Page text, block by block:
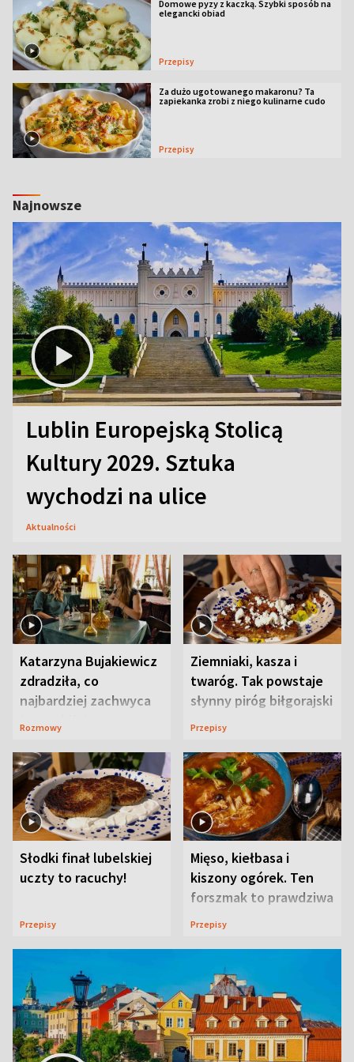
Domowe pyzy z kaczką. Szybki sposób na
elegancki obiad
Przepisy
Za dużo ugotowanego makaronu? Ta
zapiekanka zrobi z niego kulinarne cudo
Przepisy
Najnowsze
Lublin Europejską Stolicą
Kultury 2029. Sztuka
wychodzi na ulice
Aktualności
Katarzyna Bujakiewicz
zdradziła, co
najbardziej zachwyca
ją w Lublinie
Rozmowy
Ziemniaki, kasza i
twaróg. Tak powstaje
słynny piróg biłgorajski
Przepisy
Słodki finał lubelskiej
uczty to racuchy!
Przepisy
Mięso, kiełbasa i
kiszony ogórek. Ten
forszmak to prawdziwa
uczta
Przepisy